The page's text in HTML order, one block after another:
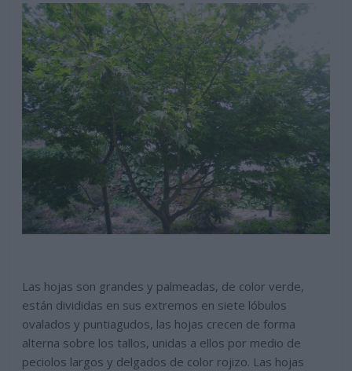
Las hojas son grandes y palmeadas, de color verde,
están divididas en sus extremos en siete lóbulos
ovalados y puntiagudos, las hojas crecen de forma
alterna sobre los tallos, unidas a ellos por medio de
peciolos largos y delgados de color rojizo. Las hojas